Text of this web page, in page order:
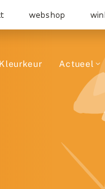
webshop
Kleurkeur Actueel